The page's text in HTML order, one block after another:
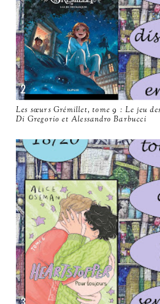
Les sœurs Grémillet, tome 9 : Le jeu
Di Gregorio et Alessandro Barbucci